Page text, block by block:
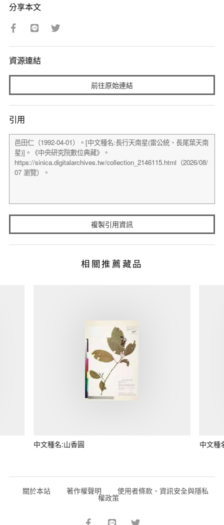
分享本文
資源連結
前往原始連結
引用
複製引用資訊
相關推薦藏品
中文種名:山香圓 中文種
關於本站 著作權聲明 使用者條款、資訊安全與隱私
權政策